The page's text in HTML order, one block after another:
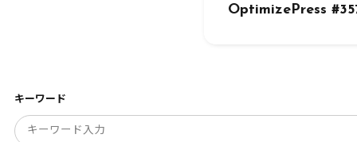
OptimizePress
キーワード